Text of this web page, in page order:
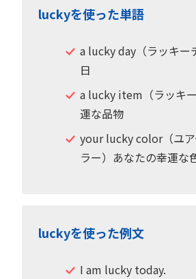
luckyを使った単語
a lucky day（ラッキー
日
a lucky item（ラッキ
運な品物
your lucky color（ユア
ラー）あなたの幸運な
luckyを使った例文
I am lucky today.